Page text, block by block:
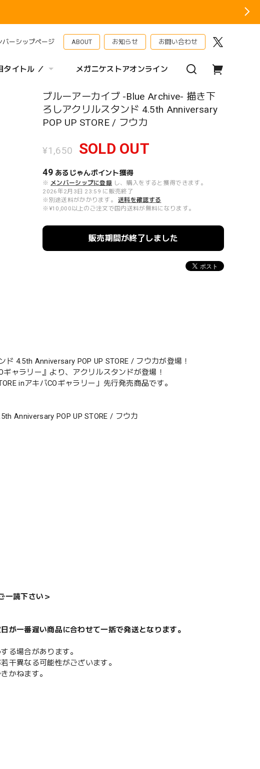
バーシップページ ABOUT お知らせ お問い合わせ
タイトル ／ メガニケストアオンライン
ブルーアーカイブ -Blue Archive- 描き下
ろしアクリルスタンド 4.5th Anniversary
POP UP STORE / フウカ
¥1,650 SOLD OUT
49 あるじゃんポイント獲得
※ メンバーシップに登録 し、購入をすると獲得できます。
2026年2月3日 23:59 に販売終了
※別途送料がかかります。
送料を確認する
※¥10,000以上のご注文で国内送料が無料になります。
販売期間が終了しました
4.5th Anniversary POP UP STORE / フウカが登場！
ギャラリー』より、アクリルスタンドが登場！
inアキバCOギャラリー」先行発売商品です。
Anniversary POP UP STORE / フウカ
一読下さい＞
が一番遅い商品に合わせて一括で発送となります。
る場合があります。
干異なる可能性がございます。
かねます。